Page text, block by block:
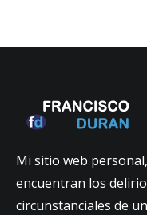
Mi sitio web
encuentran los
circunstanciales de